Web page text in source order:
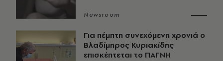
Newsroom
Για πέμπτη συνεχόμενη χρονιά ο
Βλαδίμηρος Κυριακίδης
επισκέπτεται το ΠΑΓΝΗ